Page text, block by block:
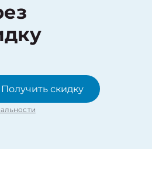
Получить скидку